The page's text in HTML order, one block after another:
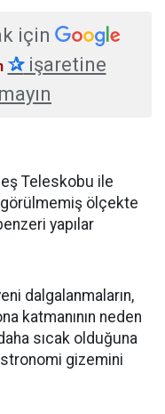
için
✰işaretine
Teleskobu ile
ölçekte
yapılar
dalgalanmaların,
katmanının neden
sıcak olduğuna
gizemini